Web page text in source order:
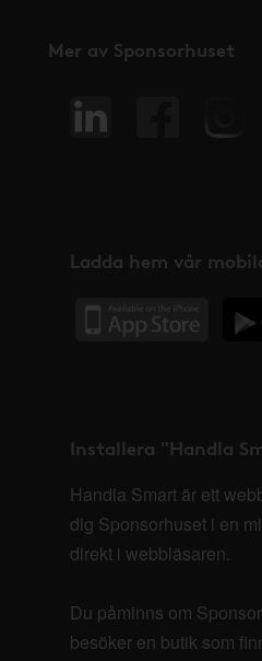
Mer av Sponsorhuset
Ladda hem vår
Installera "Handla
Handla Smart är ett
dig Sponsorhuset i en
direkt i webbläsaren.
Du påminns om
besöker en butik som